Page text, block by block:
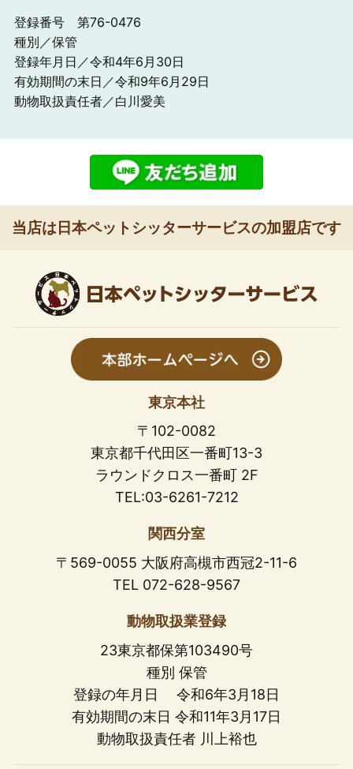
登録番号 第76-0476
種別／保管
登録年月日／令和4年6月30日
有効期間の末日／令和9年6月29日
動物取扱責任者／白川愛美
当店は日本ペットシッターサービスの加盟店です
東京本社
〒102-0082
東京都千代田区一番町13-3
ラウンドクロス一番町 2F
TEL:03-6261-7212
関西分室
〒569-0055 大阪府高槻市西冠2-11-6
TEL 072-628-9567
動物取扱業登録
23東京都保第103490号
種別 保管
登録の年月日 令和6年3月18日
有効期間の末日 令和11年3月17日
動物取扱責任者 川上裕也